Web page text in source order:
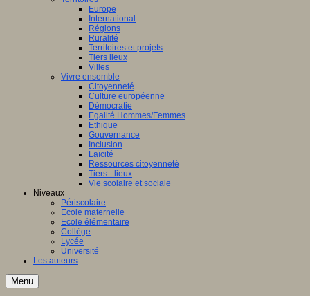
Europe
International
Régions
Ruralité
Territoires et projets
Tiers lieux
Villes
Vivre ensemble
Citoyenneté
Culture européenne
Démocratie
Egalité Hommes/Femmes
Ethique
Gouvernance
Inclusion
Laïcité
Ressources citoyenneté
Tiers - lieux
Vie scolaire et sociale
Niveaux
Périscolaire
Ecole maternelle
Ecole élémentaire
Collège
Lycée
Université
Les auteurs
Menu